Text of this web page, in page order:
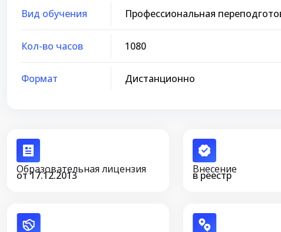
Вид обучения Профессиональная
Кол-во часов 1080
Формат Дистанционно
Образовательная лицензия
от 17.12.2013 Внесение
в реестр